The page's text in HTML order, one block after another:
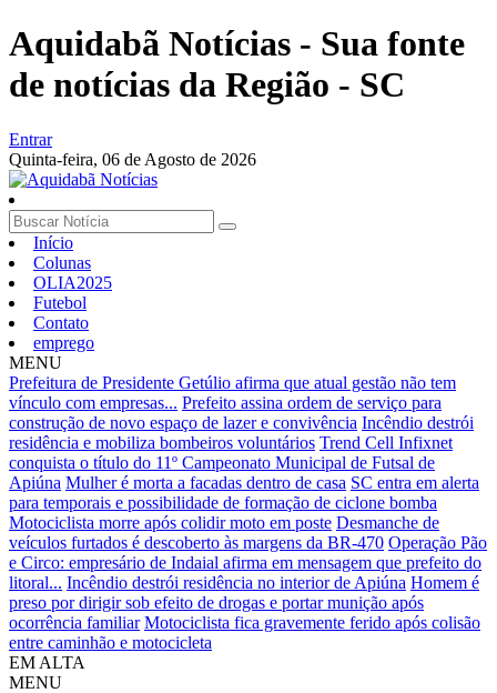
Aquidabã Notícias - Sua fonte
de notícias da Região - SC
Entrar
Quinta-feira, 06 de Agosto de 2026
Início
Colunas
OLIA2025
Futebol
Contato
emprego
MENU
Prefeitura de Presidente Getúlio afirma que atual gestão não tem
vínculo com empresas... Prefeito assina ordem de serviço para
construção de novo espaço de lazer e convivência Incêndio destrói
residência e mobiliza bombeiros voluntários Trend Cell Infixnet
conquista o título do 11º Campeonato Municipal de Futsal de
Apiúna Mulher é morta a facadas dentro de casa SC entra em alerta
para temporais e possibilidade de formação de ciclone bomba
Motociclista morre após colidir moto em poste Desmanche de
veículos furtados é descoberto às margens da BR-470 Operação Pão
e Circo: empresário de Indaial afirma em mensagem que prefeito do
litoral... Incêndio destrói residência no interior de Apiúna Homem é
preso por dirigir sob efeito de drogas e portar munição após
ocorrência familiar Motociclista fica gravemente ferido após colisão
entre caminhão e motocicleta
EM ALTA
MENU